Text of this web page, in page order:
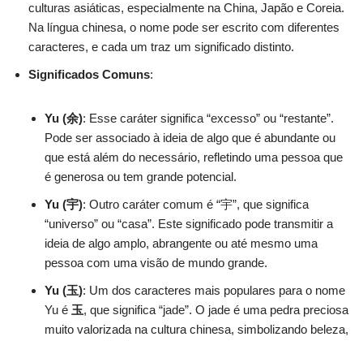
culturas asiáticas, especialmente na China, Japão e Coreia.
Na língua chinesa, o nome pode ser escrito com diferentes
caracteres, e cada um traz um significado distinto.
Significados Comuns:
Yu (余): Esse caráter significa “excesso” ou “restante”.
Pode ser associado à ideia de algo que é abundante ou
que está além do necessário, refletindo uma pessoa que
é generosa ou tem grande potencial.
Yu (宇): Outro caráter comum é “宇”, que significa
“universo” ou “casa”. Este significado pode transmitir a
ideia de algo amplo, abrangente ou até mesmo uma
pessoa com uma visão de mundo grande.
Yu (玉): Um dos caracteres mais populares para o nome
Yu é 玉, que significa “jade”. O jade é uma pedra preciosa
muito valorizada na cultura chinesa, simbolizando beleza,